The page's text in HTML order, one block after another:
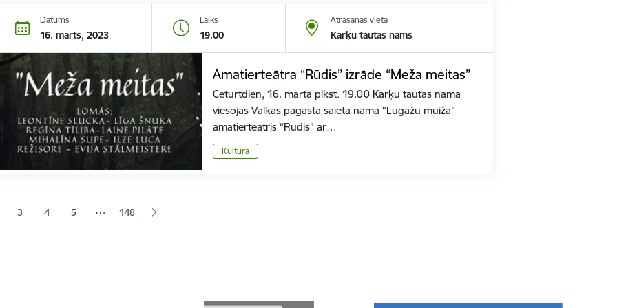
Datums
16. marts, 2023
Laiks
19.00
Atrašanās vieta
Kārķu tautas nams
Amatierteātra “Rūdis” izrāde “Meža meitas”
Ceturtdien, 16. martā plkst. 19.00 Kārķu tautas namā
viesojas Valkas pagasta saieta nama “Lugažu muiža”
amatierteātris “Rūdis” ar…
Kultūra
lapaLapa
3 Lapa
4 Lapa
5 … 148